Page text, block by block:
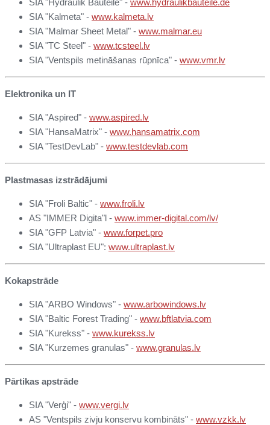
SIA "Kalmeta" - www.kalmeta.lv
SIA "Malmar Sheet Metal" - www.malmar.eu
SIA "TC Steel" - www.tcsteel.lv
SIA "Ventspils metināšanas rūpnīca" - www.vmr.lv
Elektronika un IT
SIA "Aspired" - www.aspired.lv
SIA "HansaMatrix" - www.hansamatrix.com
SIA "TestDevLab" - www.testdevlab.com
Plastmasas izstrādājumi
SIA "Froli Baltic" - www.froli.lv
AS "IMMER Digita"l - www.immer-digital.com/lv/
SIA "GFP Latvia" - www.forpet.pro
SIA "Ultraplast EU": www.ultraplast.lv
Kokapstrāde
SIA "ARBO Windows" - www.arbowindows.lv
SIA "Baltic Forest Trading" - www.bftlatvia.com
SIA "Kurekss" - www.kurekss.lv
SIA "Kurzemes granulas" - www.granulas.lv
Pārtikas apstrāde
SIA "Verģi" - www.vergi.lv
AS "Ventspils zivju konservu kombināts" - www.vzkk.lv